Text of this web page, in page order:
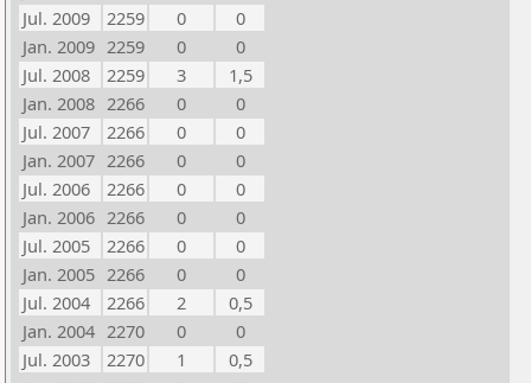
Jul. 2009
2259 0
0
Jan. 2009 2259 0
0
Jul. 2008
2259 3
1,5
Jan. 2008 2266 0
0
Jul. 2007
2266 0
0
Jan. 2007 2266 0
0
Jul. 2006
2266 0
0
Jan. 2006 2266 0
0
Jul. 2005
2266 0
0
Jan. 2005 2266 0
0
Jul. 2004
2266 2
0,5
Jan. 2004 2270 0
0
Jul. 2003
2270 1
0,5